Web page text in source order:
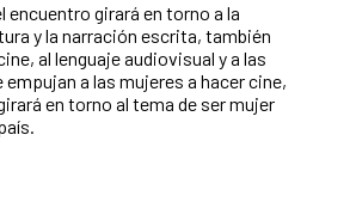
encuentro girará en torno a la
y la narración escrita, también
al lenguaje audiovisual y a las
a las mujeres a hacer cine,
en torno al tema de ser mujer